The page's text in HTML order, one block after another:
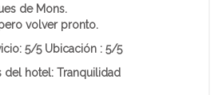
de Mons.
volver pronto.
5/5 Ubicación : 5/5
del hotel: Tranquilidad